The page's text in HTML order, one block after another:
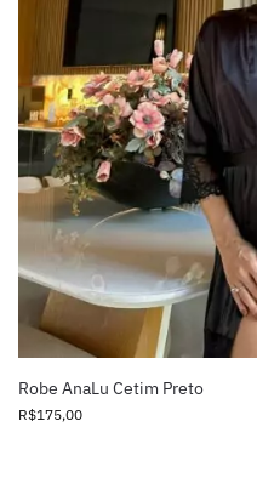
Robe AnaLu Cetim Preto
R$175,00